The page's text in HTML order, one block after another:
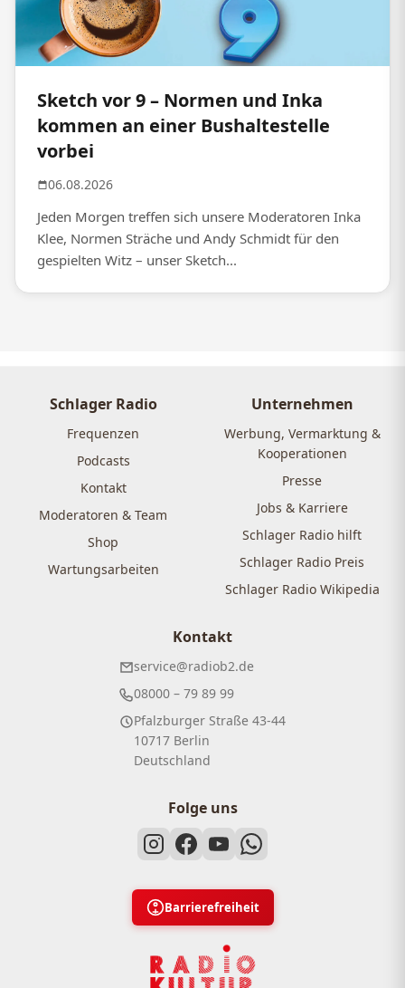
Sketch vor 9 – Normen und Inka
kommen an einer Bushaltestelle
vorbei
06.08.2026
Jeden Morgen treffen sich unsere Moderatoren Inka
Klee, Normen Sträche und Andy Schmidt für den
gespielten Witz – unser Sketch...
Schlager Radio
Frequenzen
Podcasts
Kontakt
Moderatoren & Team
Shop
Wartungsarbeiten
Unternehmen
Werbung, Vermarktung &
Kooperationen
Presse
Jobs & Karriere
Schlager Radio hilft
Schlager Radio Preis
Schlager Radio Wikipedia
Kontakt
service@radiob2.de
08000 – 79 89 99
Pfalzburger Straße 43-44
10717 Berlin
Deutschland
Folge uns
Barrierefreiheit